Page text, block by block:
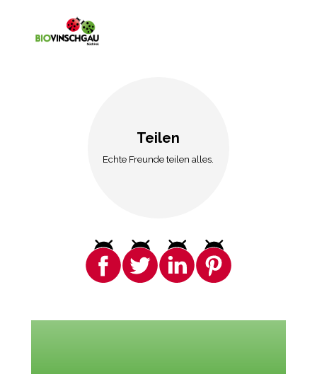
Teilen
Echte Freunde teilen alles.